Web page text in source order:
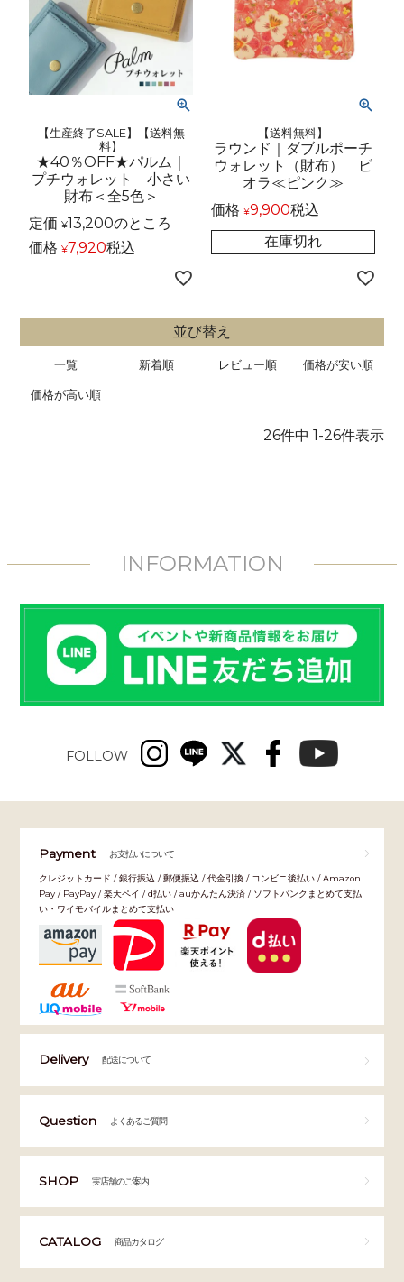
【生産終了SALE】【送料無
料】
★40％OFF★パルム｜
プチウォレット 小さい
財布＜全5色＞
定価 ¥13,200のところ
価格 ¥7,920税込
【送料無料】
ラウンド｜ダブルポーチ
ウォレット（財布） ビ
オラ≪ピンク≫
価格 ¥9,900税込
在庫切れ
並び替え
一覧 新着順 レビュー順 価格が安い順
価格が高い順
26件中 1-26件表示
INFORMATION
FOLLOW
Payment お支払いについて
クレジットカード / 銀行振込 / 郵便振込 / 代金引換 / コンビニ後払い / Amazon
Pay / PayPay / 楽天ペイ / d払い / auかんたん決済 / ソフトバンクまとめて支払
い・ワイモバイルまとめて支払い
Delivery 配送について
Question よくあるご質問
SHOP 実店舗のご案内
CATALOG 商品カタログ